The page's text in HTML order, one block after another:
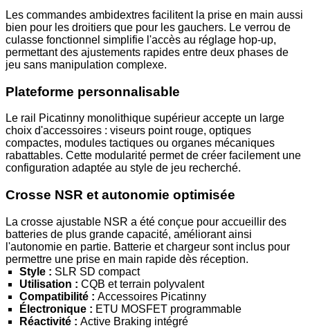
Les commandes ambidextres facilitent la prise en main aussi
bien pour les droitiers que pour les gauchers. Le verrou de
culasse fonctionnel simplifie l'accès au réglage hop-up,
permettant des ajustements rapides entre deux phases de
jeu sans manipulation complexe.
Plateforme personnalisable
Le rail Picatinny monolithique supérieur accepte un large
choix d'accessoires : viseurs point rouge, optiques
compactes, modules tactiques ou organes mécaniques
rabattables. Cette modularité permet de créer facilement une
configuration adaptée au style de jeu recherché.
Crosse NSR et autonomie optimisée
La crosse ajustable NSR a été conçue pour accueillir des
batteries de plus grande capacité, améliorant ainsi
l'autonomie en partie. Batterie et chargeur sont inclus pour
permettre une prise en main rapide dès réception.
Style : SLR SD compact
Utilisation : CQB et terrain polyvalent
Compatibilité : Accessoires Picatinny
Électronique : ETU MOSFET programmable
Réactivité : Active Braking intégré